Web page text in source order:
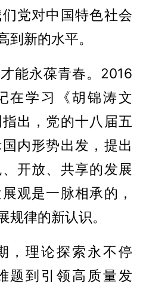
党对中国特色社会
到新的水平。
能永葆青春。2016
在学习《胡锦涛文
出，党的十八届五
内形势出发，提出
开放、共享的发展
观是一脉相承的，
规律的新认识。
，理论探索永不停
题到引领高质量发